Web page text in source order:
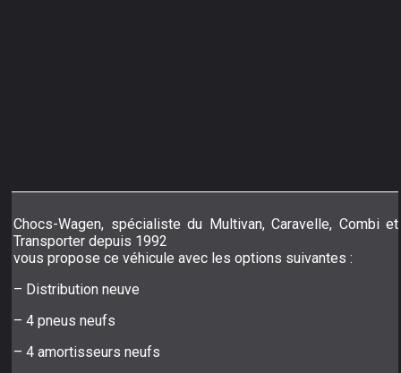
Chocs-Wagen, spécialiste du Multivan, Caravelle, Combi et
Transporter depuis 1992
vous propose ce véhicule avec les options suivantes :
– Distribution neuve
– 4 pneus neufs
– 4 amortisseurs neufs